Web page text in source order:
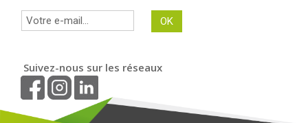
Suivez-nous sur les réseaux